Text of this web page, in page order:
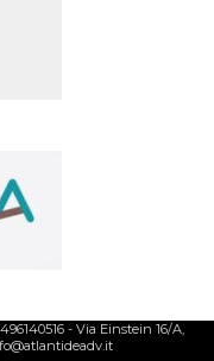
- Via Einstein 16/A,